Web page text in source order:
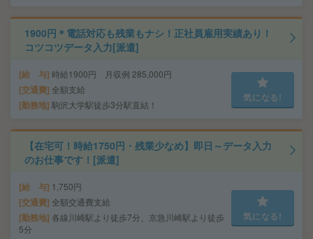
1900円＊電話対応も残業もナシ！正社員雇用実績あり！
コツコツデータ入力[派遣]
給 与 時給1900円 月収例 285,000円
交通費 全額支給
勤務地 駒沢大学駅徒歩3分駅直結！
気になる!
【在宅可！時給1750円・残業少なめ】即日～データ入力
のお仕事です！[派遣]
給 与 1,750円
交通費 全額交通費支給
勤務地 各線川崎駅より徒歩7分、京急川崎駅より徒歩
5分
気になる!